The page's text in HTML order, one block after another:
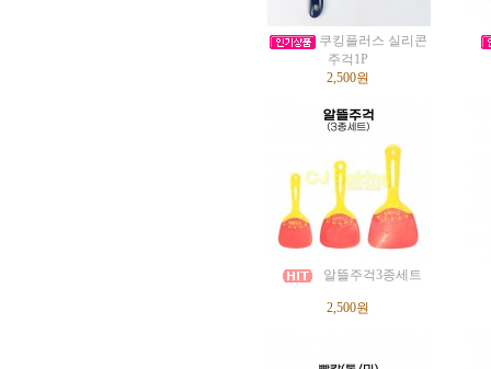
쿠킹플러스 실리콘
주걱1P
2,500원
알뜰주걱3종세트
2,500원